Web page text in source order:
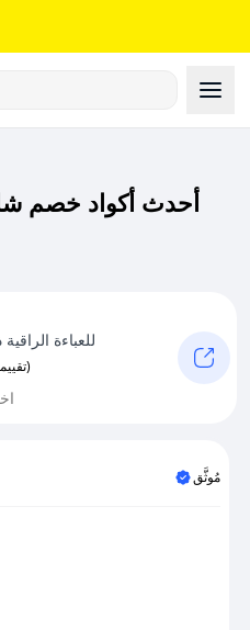
أحدث أكواد خصم
للعباءة
(0 تقييمات)
مُوثَّق